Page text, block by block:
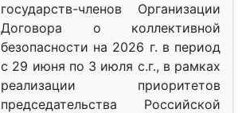
государств-членов Организации
Договора о коллективной
безопасности на 2026 г. в период
с 29 июня по 3 июля с.г., в рамках
реализации приоритетов
председательства Российской